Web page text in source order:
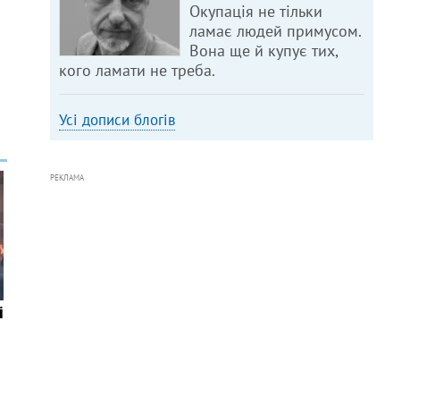
Окупація не тільки
ламає людей примусом.
Вона ще й купує тих,
кого ламати не треба.
Усі дописи блогів
РЕКЛАМА